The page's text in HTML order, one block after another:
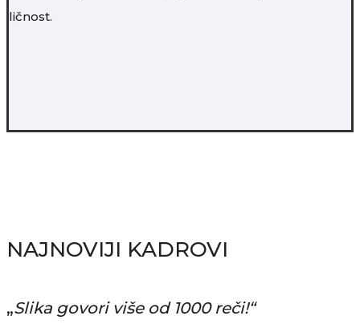
ličnost.
NAJNOVIJI KADROVI
„Slika govori više od 1000 reči!“